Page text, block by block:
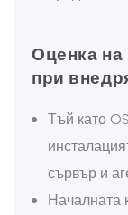
Оценка
при
Тъй като
сървър и
Началната